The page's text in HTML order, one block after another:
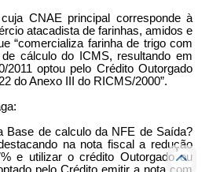
CNAE principal corresponde à
atacadista de farinhas, amidos e
“comercializa farinha de trigo com
cálculo do ICMS, resultando em
2011 optou pelo Crédito Outorgado
do Anexo III do RICMS/2000”.
Base de calculo da NFE de Saída?
na nota fiscal a redução
e utilizar o crédito Outorgado ou